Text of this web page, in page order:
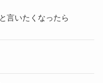
言いたくなったら